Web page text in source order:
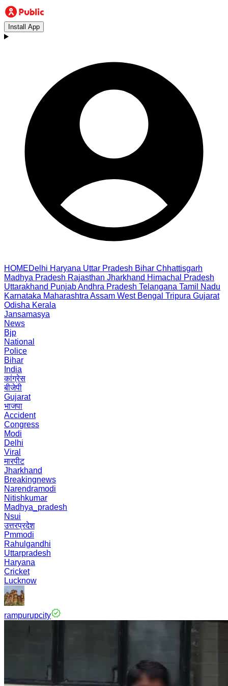
Install App
HOMEDelhi Haryana Uttar Pradesh Bihar Chhattisgarh
Madhya Pradesh Rajasthan Jharkhand Himachal Pradesh
Uttarakhand PunjabAndhra Pradesh Telangana Tamil Nadu
Karnataka Maharashtra Assam West Bengal Tripura Gujarat
Odisha Kerala
Jansamasya
News
Bjp
National
Police
Bihar
India
कांग्रेस
बीजेपी
Gujarat
भाजपा
Accident
Congress
Modi
Delhi
Viral
मारपीट
Jharkhand
Breakingnews
Narendramodi
Nitishkumar
Madhya_pradesh
Nsui
उत्तरप्रदेश
Pmmodi
Rahulgandhi
Uttarpradesh
Haryana
Cricket
Lucknow
rampurupcity